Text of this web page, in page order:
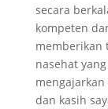
secara
kompeten
memberikan
nasehat
dan kasih